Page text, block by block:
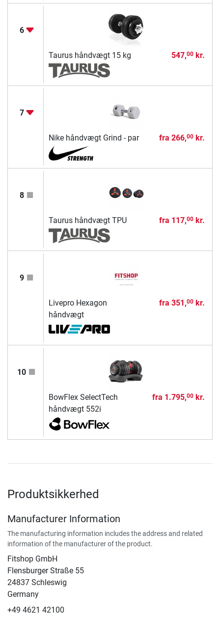
6
Taurus håndvægt 15 kg 547,00kr.
7
Nike håndvægt Grind - par fra 266,00kr.
8
Taurus håndvægt TPU fra 117,00kr.
9
Livepro Hexagon
håndvægt
fra 351,00kr.
10
BowFlex SelectTech
håndvægt 552i
fra 1.795,00kr.
Produktsikkerhed
Manufacturer Information
The manufacturing information includes the address and related
information of the manufacturer of the product.
Fitshop GmbH
Flensburger Straße 55
24837 Schleswig
Germany
+49 4621 42100